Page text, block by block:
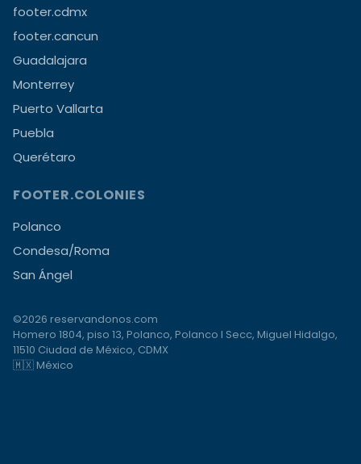
footer.cdmx
footer.cancun
Guadalajara
Monterrey
Puerto Vallarta
Puebla
Querétaro
FOOTER.COLONIES
Polanco
Condesa/Roma
San Ángel
©2026 reservandonos.com
Homero 1804, piso 13, Polanco, Polanco I Secc, Miguel Hidalgo,
11510 Ciudad de México, CDMX
🇲🇽 México